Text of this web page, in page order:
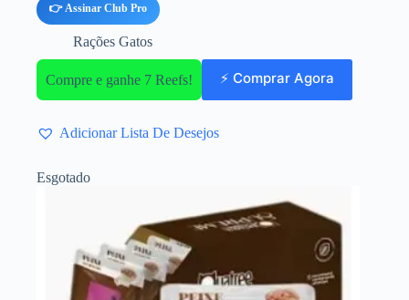
👉 Assinar Club Pro
Rações Gatos
Compre e ganhe 7 Reefs! ⚡ Comprar Agora
Adicionar Lista De Desejos
Esgotado